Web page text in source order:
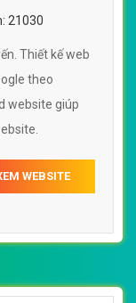
21030
Thiết kế web
theo
website giúp
WEBSITE